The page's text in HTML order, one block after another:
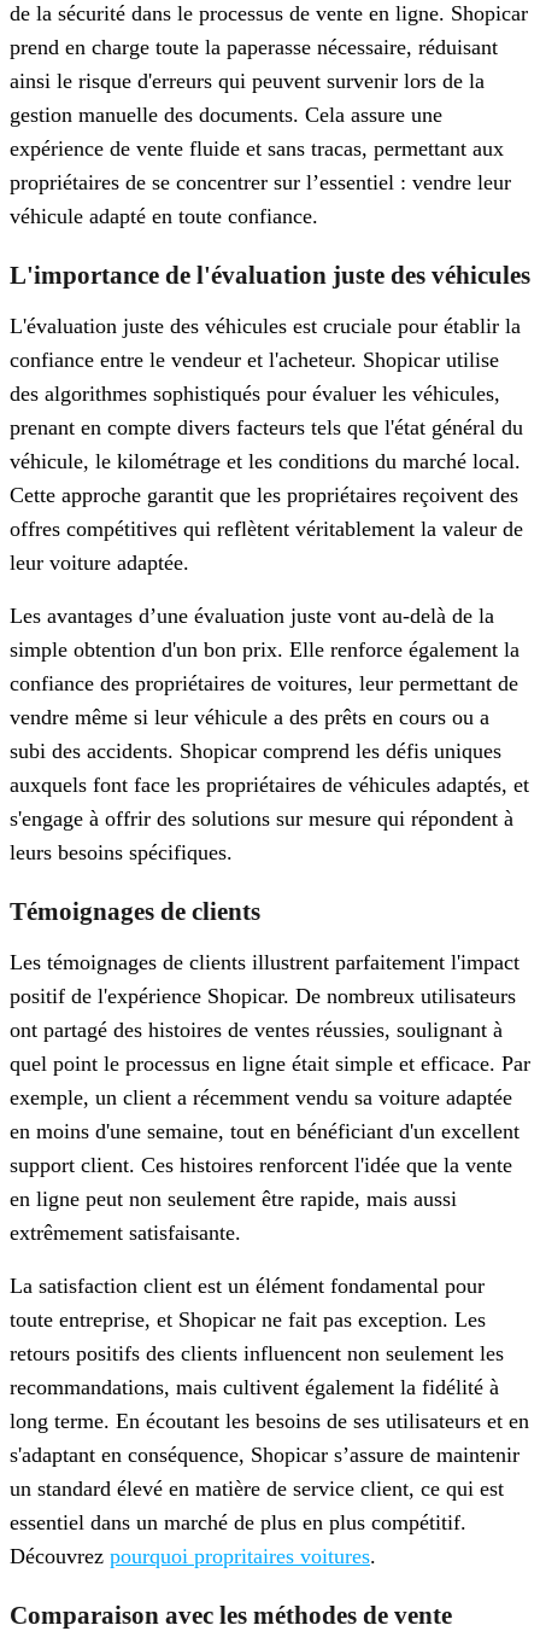
de la sécurité dans le processus de vente en ligne. Shopicar
prend en charge toute la paperasse nécessaire, réduisant
ainsi le risque d'erreurs qui peuvent survenir lors de la
gestion manuelle des documents. Cela assure une
expérience de vente fluide et sans tracas, permettant aux
propriétaires de se concentrer sur l’essentiel : vendre leur
véhicule adapté en toute confiance.
L'importance de l'évaluation juste des véhicules
L'évaluation juste des véhicules est cruciale pour établir la
confiance entre le vendeur et l'acheteur. Shopicar utilise
des algorithmes sophistiqués pour évaluer les véhicules,
prenant en compte divers facteurs tels que l'état général du
véhicule, le kilométrage et les conditions du marché local.
Cette approche garantit que les propriétaires reçoivent des
offres compétitives qui reflètent véritablement la valeur de
leur voiture adaptée.
Les avantages d’une évaluation juste vont au-delà de la
simple obtention d'un bon prix. Elle renforce également la
confiance des propriétaires de voitures, leur permettant de
vendre même si leur véhicule a des prêts en cours ou a
subi des accidents. Shopicar comprend les défis uniques
auxquels font face les propriétaires de véhicules adaptés, et
s'engage à offrir des solutions sur mesure qui répondent à
leurs besoins spécifiques.
Témoignages de clients
Les témoignages de clients illustrent parfaitement l'impact
positif de l'expérience Shopicar. De nombreux utilisateurs
ont partagé des histoires de ventes réussies, soulignant à
quel point le processus en ligne était simple et efficace. Par
exemple, un client a récemment vendu sa voiture adaptée
en moins d'une semaine, tout en bénéficiant d'un excellent
support client. Ces histoires renforcent l'idée que la vente
en ligne peut non seulement être rapide, mais aussi
extrêmement satisfaisante.
La satisfaction client est un élément fondamental pour
toute entreprise, et Shopicar ne fait pas exception. Les
retours positifs des clients influencent non seulement les
recommandations, mais cultivent également la fidélité à
long terme. En écoutant les besoins de ses utilisateurs et en
s'adaptant en conséquence, Shopicar s’assure de maintenir
un standard élevé en matière de service client, ce qui est
essentiel dans un marché de plus en plus compétitif.
Découvrez pourquoi propritaires voitures.
Comparaison avec les méthodes de vente